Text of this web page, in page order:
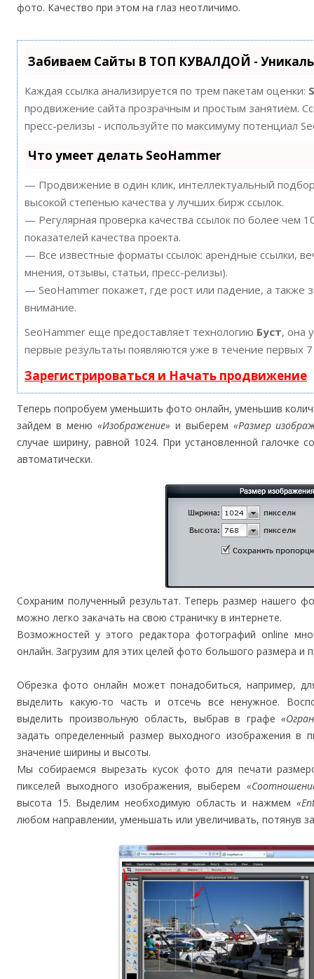
фото. Качество при этом на глаз неотличимо.
Забиваем Сайты В ТОП КУВАЛДОЙ -
Каждая ссылка анализируется по трем пакетам оценки:
продвижение сайта прозрачным и простым занятием.
пресс-релизы - используйте по максимуму потенциал
Что умеет делать SeoHammer
— Продвижение в один клик, интеллектуальный
высокой степенью качества у лучших бирж ссылок.
— Регулярная проверка качества ссылок по более чем
показателей качества проекта.
— Все известные форматы ссылок: арендные ссылки,
мнения, отзывы, статьи, пресс-релизы).
— SeoHammer покажет, где рост или падение, а также
внимание.
SeoHammer еще предоставляет технологию Буст, она
первые результаты появляются уже в течение первых
Зарегистрироваться и Начать продвижение
Теперь попробуем уменьшить фото онлайн, уменьшив
зайдем в меню «Изображение» и выберем «Размер
случае ширину, равной 1024. При установленной галочке
автоматически.
Сохраним полученный результат. Теперь размер нашего
можно легко закачать на свою страничку в интернете.
Возможностей у этого редактора фотографий online
онлайн. Загрузим для этих целей фото большого размера и
Обрезка фото онлайн может понадобиться, например,
выделить какую-то часть и отсечь все ненужное.
выделить произвольную область, выбрав в графе
задать определенный размер выходного изображения в
значение ширины и высоты.
Мы собираемся вырезать кусок фото для печати
пикселей выходного изображения, выберем
высота 15. Выделим необходимую область и нажмем
любом направлении, уменьшать или увеличивать, потянув